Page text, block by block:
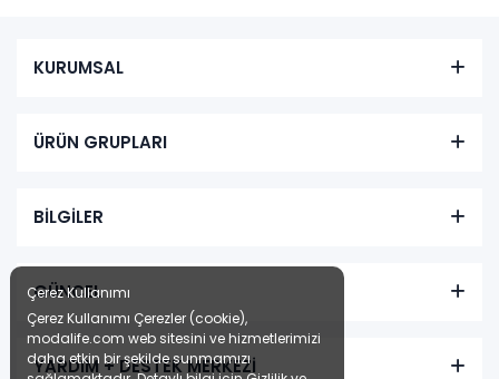
Tüm kartlara vade farksız
₺25.990,00
KURUMSAL
ÜRÜN GRUPLARI
BİLGİLER
GÜNCEL
YARDIM + DESTEK MERKEZİ
Çerez Kullanımı
Çerez Kullanımı Çerezler (cookie),
modalife.com web sitesini ve hizmetlerimizi
daha etkin bir şekilde sunmamızı